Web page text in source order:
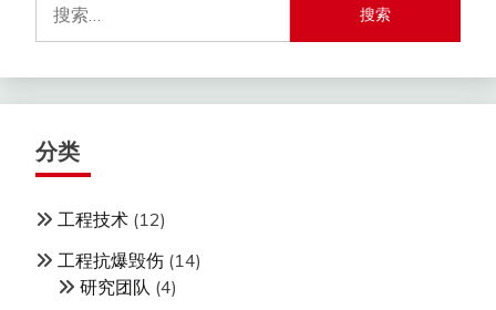
索：
分类
工程技术 (12)
工程抗爆毁伤 (14)
研究团队 (4)